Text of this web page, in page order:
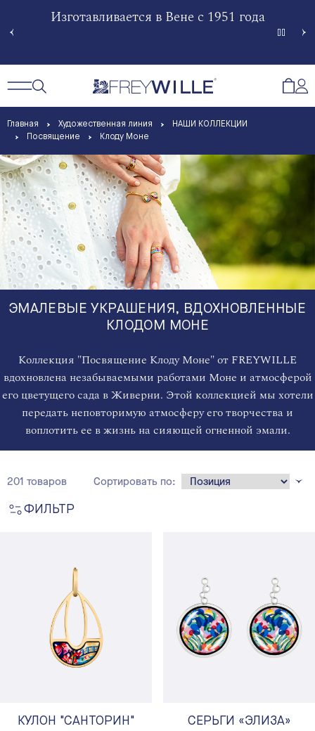
Изготавливается в Вене с 1951 года
Открыть / Закрыть навигацию
Открытый поиск
Главная Художественная линия
НАШИ КОЛЛЕКЦИИ
Посвящение
Клоду Моне
ЭМАЛЕВЫЕ УКРАШЕНИЯ, ВДОХНОВЛЕННЫЕ
КЛОДОМ МОНЕ
Коллекция "Посвящение Клоду Моне" от FREYWILLE
вдохновлена незабываемыми работами Моне и атмосферой
его цветущего сада в Живерни. Этой коллекцией мы хотели
передать неповторимую атмосферу его творчества и
воплотить ее в жизнь на сияющей огненной эмали.
ФИЛЬТР
КУЛОН "САНТОРИН" СЕРЬГИ «ЭЛИЗА»
201 товаров Сортировать по: